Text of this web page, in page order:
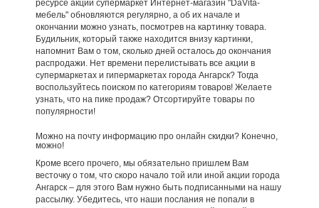
ресурсе акции супермаркет Интернет-магазин "DaVita-
мебель" обновляются регулярно, а об их начале и
окончании можно узнать, посмотрев на картинку товара.
Будильник, который также находится внизу картинки,
напомнит Вам о том, сколько дней осталось до окончания
распродажи. Нет времени перелистывать все акции в
супермаркетах и гипермаркетах города Ангарск? Тогда
воспользуйтесь поиском по категориям товаров! Желаете
узнать, что на пике продаж? Отсортируйте товары по
популярности!
Можно на почту информацию про онлайн скидки? Конечно,
можно!
Кроме всего прочего, мы обязательно пришлем Вам
весточку о том, что скоро начало той или иной акции города
Ангарск – для этого Вам нужно быть подписанными на нашу
рассылку. Убедитесь, что наши послания не попали в